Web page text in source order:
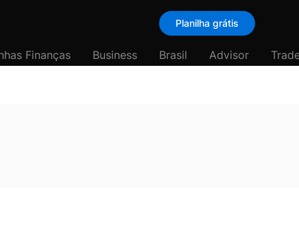
Planilha grátis
Finanças Business Brasil Advisor